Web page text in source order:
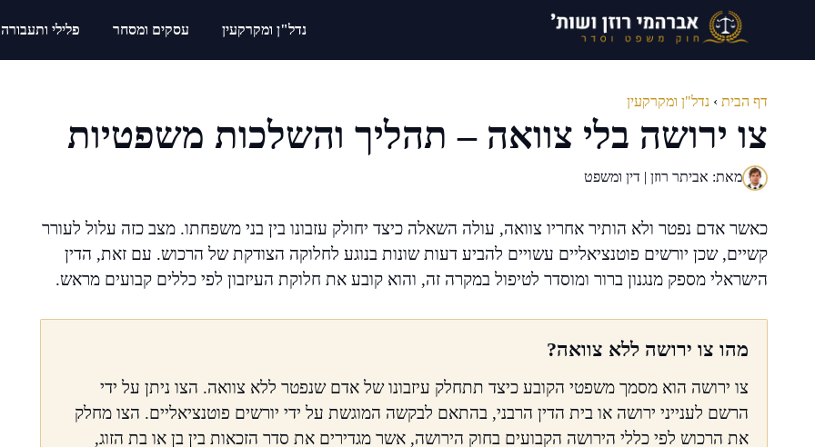
נדל"ן ומקרקעין עסקים ומסחר פלילי ותעבורה
דף הבית › נדל"ן ומקרקעין
צו ירושה בלי צוואה – תהליך והשלכות משפטיות
מאת: אביתר רוזן | דין ומשפט
כאשר אדם נפטר ולא הותיר אחריו צוואה, עולה השאלה כיצד יחולק עזבונו בין בני משפחתו. מצב כזה עלול לעורר
קשיים, שכן יורשים פוטנציאליים עשויים להביע דעות שונות בנוגע לחלוקה הצודקת של הרכוש. עם זאת, הדין
הישראלי מספק מנגנון ברור ומוסדר לטיפול במקרה זה, והוא קובע את חלוקת העיזבון לפי כללים קבועים מראש.
מהו צו ירושה ללא צוואה?
צו ירושה הוא מסמך משפטי הקובע כיצד תתחלק עיזבונו של אדם שנפטר ללא צוואה. הצו ניתן על ידי
הרשם לענייני ירושה או בית הדין הרבני, בהתאם לבקשה המוגשת על ידי יורשים פוטנציאליים. הצו מחלק
את הרכוש לפי כללי הירושה הקבועים בחוק הירושה, אשר מגדירים את סדר הזכאות בין בן או בת הזוג,